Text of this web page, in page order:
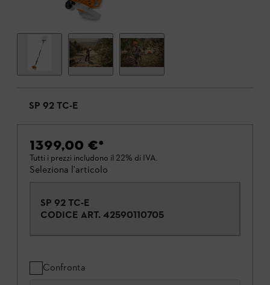
SP 92 TC-E
1399,00 €*
Tutti i prezzi includono il 22% di IVA.
Seleziona l'articolo
SP 92 TC-E
CODICE ART. 42590110705
Confronta